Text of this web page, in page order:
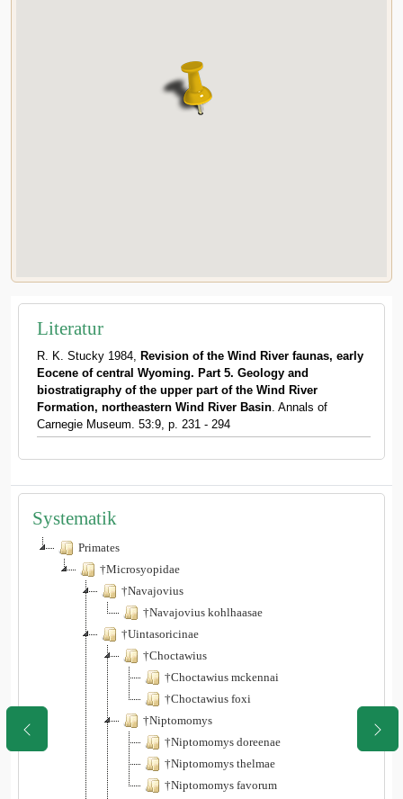
Literatur
R. K. Stucky 1984, Revision of the Wind River faunas, early
Eocene of central Wyoming. Part 5. Geology and
biostratigraphy of the upper part of the Wind River
Formation, northeastern Wind River Basin. Annals of
Carnegie Museum. 53:9, p. 231 - 294
Systematik
Primates
†Microsyopidae
†Navajovius
†Navajovius kohlhaasae
†Uintasoricinae
†Choctawius
†Choctawius mckennai
†Choctawius foxi
†Niptomomys
†Niptomomys doreenae
†Niptomomys thelmae
†Niptomomys favorum